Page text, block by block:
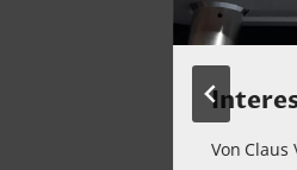
Von Claus